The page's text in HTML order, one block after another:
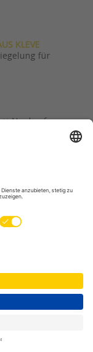
KLEVE
für
Neukauf
& Lack